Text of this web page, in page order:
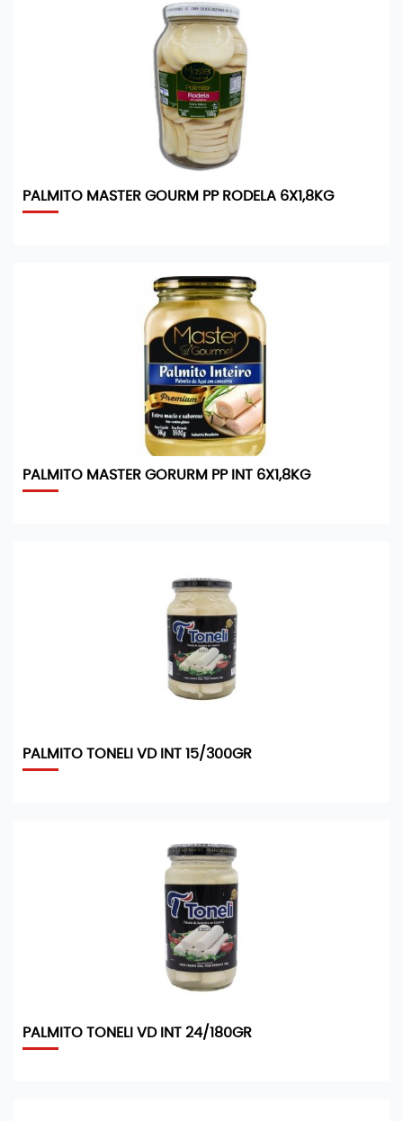
PALMITO MASTER GOURM PP RODELA 6X1,8KG
PALMITO MASTER GORURM PP INT 6X1,8KG
PALMITO TONELI VD INT 15/300GR
PALMITO TONELI VD INT 24/180GR